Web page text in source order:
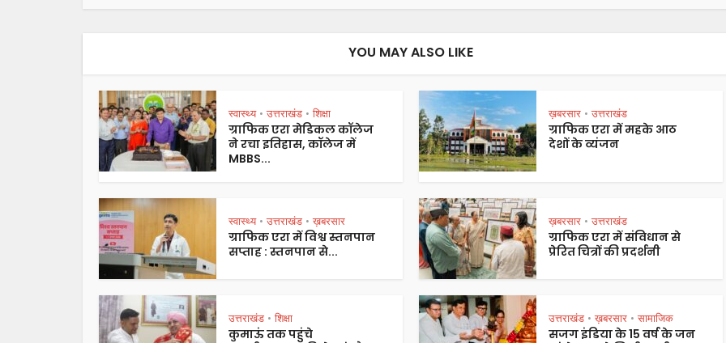
YOU MAY ALSO LIKE
स्वास्थ्य • उत्तराखंड • शिक्षा
ग्राफिक एरा मेडिकल कॉलेज
ने रचा इतिहास, कॉलेज में
MBBS...
ख़बरसार • उत्तराखंड
ग्राफिक एरा में महके आठ
देशों के व्यंजन
स्वास्थ्य • उत्तराखंड • ख़बरसार
ग्राफिक एरा में विश्व स्तनपान
सप्ताह : स्तनपान से...
ख़बरसार • उत्तराखंड
ग्राफिक एरा में संविधान से
प्रेरित चित्रों की प्रदर्शनी
उत्तराखंड • शिक्षा
कुमाऊं तक पहुंचे
उत्तराखंड • ख़बरसार • सामाजिक
सजग इंडिया के 15 वर्ष के जन